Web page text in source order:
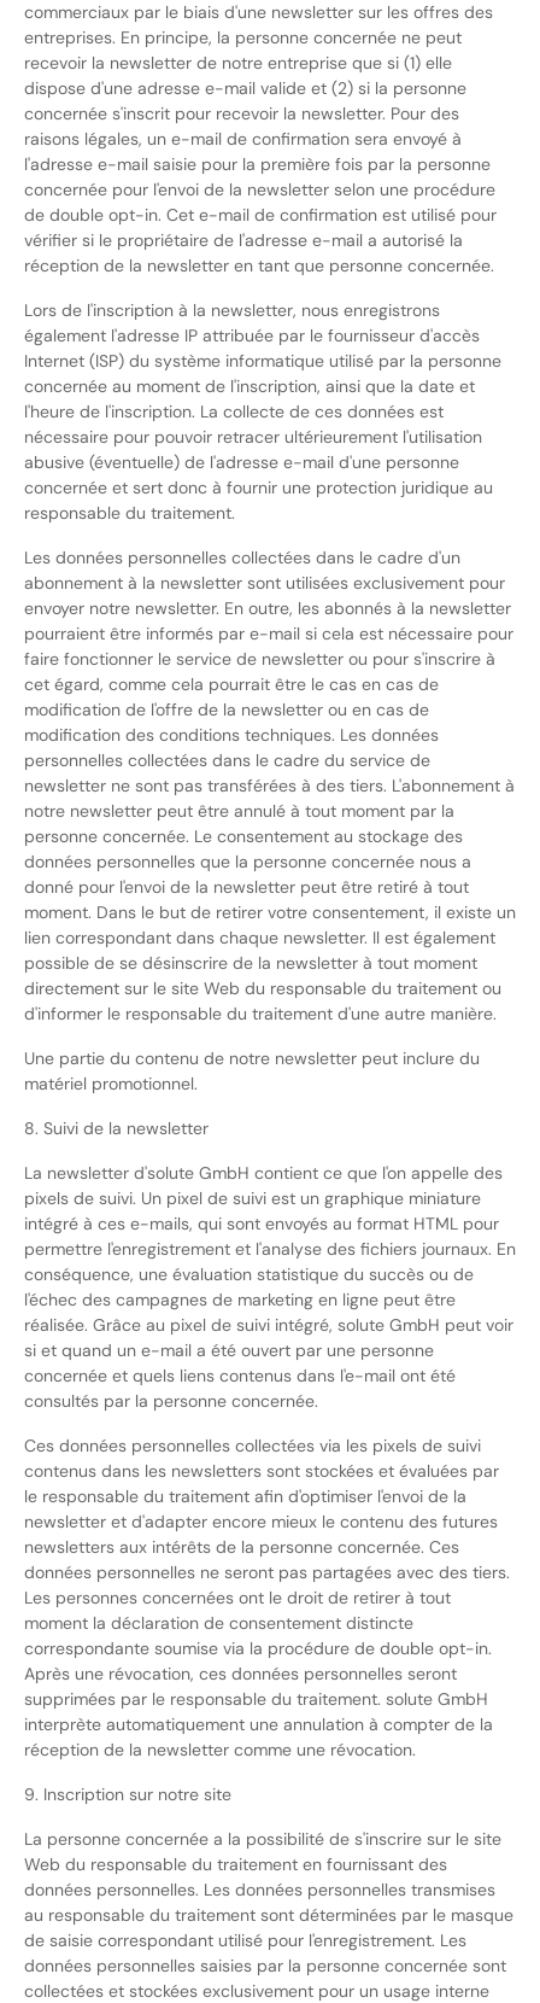
commerciaux par le biais d'une newsletter sur les offres des
entreprises. En principe, la personne concernée ne peut
recevoir la newsletter de notre entreprise que si (1) elle
dispose d'une adresse e-mail valide et (2) si la personne
concernée s'inscrit pour recevoir la newsletter. Pour des
raisons légales, un e-mail de confirmation sera envoyé à
l'adresse e-mail saisie pour la première fois par la personne
concernée pour l'envoi de la newsletter selon une procédure
de double opt-in. Cet e-mail de confirmation est utilisé pour
vérifier si le propriétaire de l'adresse e-mail a autorisé la
réception de la newsletter en tant que personne concernée.
Lors de l'inscription à la newsletter, nous enregistrons
également l'adresse IP attribuée par le fournisseur d'accès
Internet (ISP) du système informatique utilisé par la personne
concernée au moment de l'inscription, ainsi que la date et
l'heure de l'inscription. La collecte de ces données est
nécessaire pour pouvoir retracer ultérieurement l'utilisation
abusive (éventuelle) de l'adresse e-mail d'une personne
concernée et sert donc à fournir une protection juridique au
responsable du traitement.
Les données personnelles collectées dans le cadre d'un
abonnement à la newsletter sont utilisées exclusivement pour
envoyer notre newsletter. En outre, les abonnés à la newsletter
pourraient être informés par e-mail si cela est nécessaire pour
faire fonctionner le service de newsletter ou pour s'inscrire à
cet égard, comme cela pourrait être le cas en cas de
modification de l'offre de la newsletter ou en cas de
modification des conditions techniques. Les données
personnelles collectées dans le cadre du service de
newsletter ne sont pas transférées à des tiers. L'abonnement à
notre newsletter peut être annulé à tout moment par la
personne concernée. Le consentement au stockage des
données personnelles que la personne concernée nous a
donné pour l'envoi de la newsletter peut être retiré à tout
moment. Dans le but de retirer votre consentement, il existe un
lien correspondant dans chaque newsletter. Il est également
possible de se désinscrire de la newsletter à tout moment
directement sur le site Web du responsable du traitement ou
d'informer le responsable du traitement d'une autre manière.
Une partie du contenu de notre newsletter peut inclure du
matériel promotionnel.
8. Suivi de la newsletter
La newsletter d'solute GmbH contient ce que l'on appelle des
pixels de suivi. Un pixel de suivi est un graphique miniature
intégré à ces e-mails, qui sont envoyés au format HTML pour
permettre l'enregistrement et l'analyse des fichiers journaux. En
conséquence, une évaluation statistique du succès ou de
l'échec des campagnes de marketing en ligne peut être
réalisée. Grâce au pixel de suivi intégré, solute GmbH peut voir
si et quand un e-mail a été ouvert par une personne
concernée et quels liens contenus dans l'e-mail ont été
consultés par la personne concernée.
Ces données personnelles collectées via les pixels de suivi
contenus dans les newsletters sont stockées et évaluées par
le responsable du traitement afin d'optimiser l'envoi de la
newsletter et d'adapter encore mieux le contenu des futures
newsletters aux intérêts de la personne concernée. Ces
données personnelles ne seront pas partagées avec des tiers.
Les personnes concernées ont le droit de retirer à tout
moment la déclaration de consentement distincte
correspondante soumise via la procédure de double opt-in.
Après une révocation, ces données personnelles seront
supprimées par le responsable du traitement. solute GmbH
interprète automatiquement une annulation à compter de la
réception de la newsletter comme une révocation.
9. Inscription sur notre site
La personne concernée a la possibilité de s'inscrire sur le site
Web du responsable du traitement en fournissant des
données personnelles. Les données personnelles transmises
au responsable du traitement sont déterminées par le masque
de saisie correspondant utilisé pour l'enregistrement. Les
données personnelles saisies par la personne concernée sont
collectées et stockées exclusivement pour un usage interne